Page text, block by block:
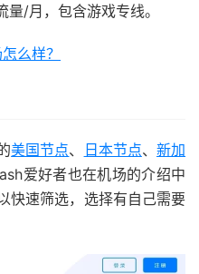
/月，包含游戏专线。
么样？
美国节点、 日本节点、 新加
爱好者也在机场的介绍中
快速筛选，选择有自己需要